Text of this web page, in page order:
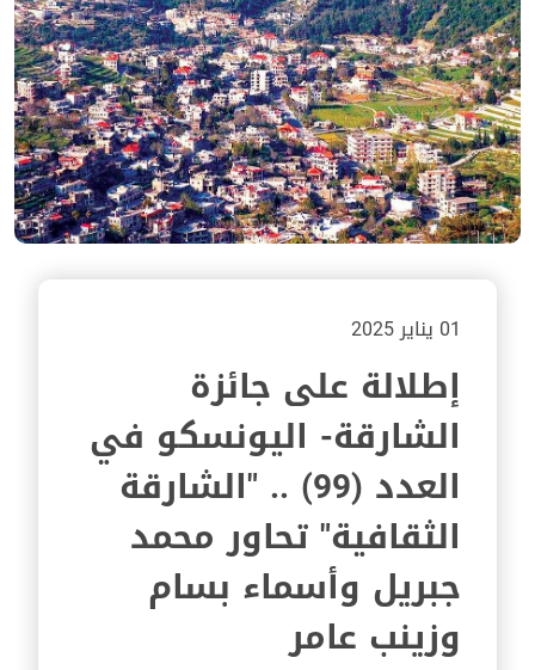
01 يناير 2025
إطلالة على جائزة
الشارقة- اليونسكو في
العدد (99) .. "الشارقة
الثقافية" تحاور محمد
جبريل وأسماء بسام
وزينب عامر